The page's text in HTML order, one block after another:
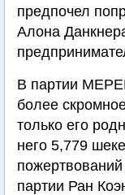
предпочел
Алона
В партии
более
только его
него 5,779
партии Ран